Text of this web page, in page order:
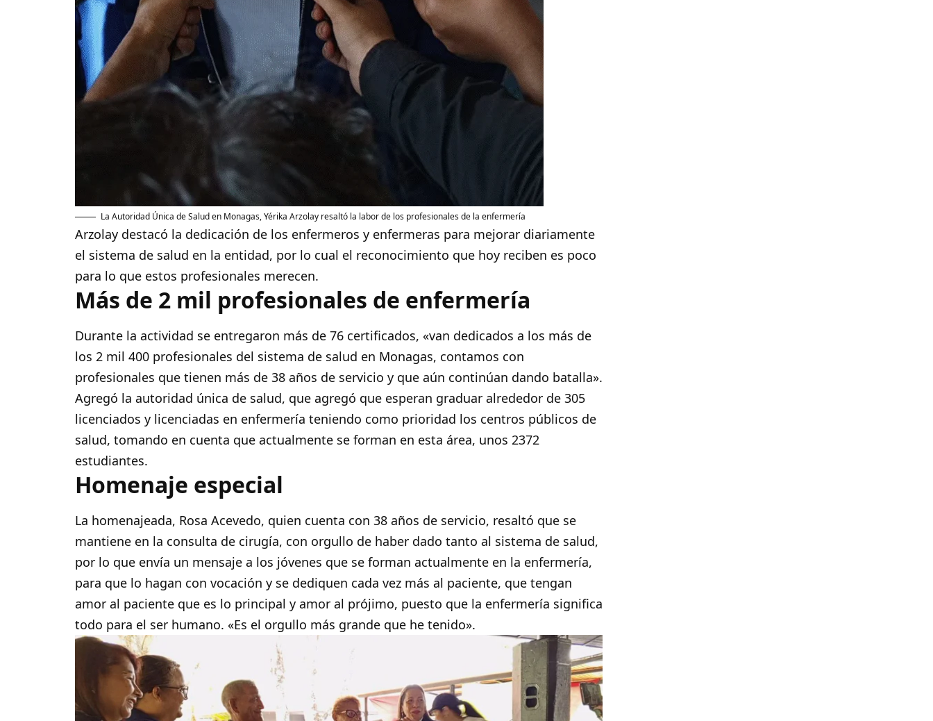
La Autoridad Única de Salud en Monagas, Yérika Arzolay resaltó la labor de los profesionales de la enfermería
Arzolay destacó la dedicación de los enfermeros y enfermeras para mejorar diariamente
el sistema de salud en la entidad, por lo cual el reconocimiento que hoy reciben es poco
para lo que estos profesionales merecen.
Más de 2 mil profesionales de enfermería
Durante la actividad se entregaron más de 76 certificados, «van dedicados a los más de
los 2 mil 400 profesionales del sistema de salud en Monagas, contamos con
profesionales que tienen más de 38 años de servicio y que aún continúan dando batalla».
Agregó la autoridad única de salud, que agregó que esperan graduar alrededor de 305
licenciados y licenciadas en enfermería teniendo como prioridad los centros públicos de
salud, tomando en cuenta que actualmente se forman en esta área, unos 2372
estudiantes.
Homenaje especial
La homenajeada, Rosa Acevedo, quien cuenta con 38 años de servicio, resaltó que se
mantiene en la consulta de cirugía, con orgullo de haber dado tanto al sistema de salud,
por lo que envía un mensaje a los jóvenes que se forman actualmente en la enfermería,
para que lo hagan con vocación y se dediquen cada vez más al paciente, que tengan
amor al paciente que es lo principal y amor al prójimo, puesto que la enfermería significa
todo para el ser humano. «Es el orgullo más grande que he tenido».